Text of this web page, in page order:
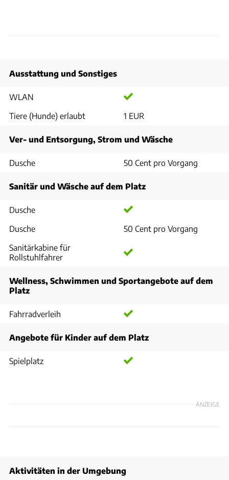
Ausstattung und Sonstiges
WLAN
Tiere (Hunde) erlaubt
1 EUR
Ver- und Entsorgung, Strom und Wäsche
Dusche 50 Cent pro Vorgang
Sanitär und Wäsche auf dem Platz
Dusche
Dusche
50 Cent pro Vorgang
Sanitärkabine für
Rollstuhlfahrer
Wellness, Schwimmen und Sportangebote auf dem
Platz
Fahrradverleih
Angebote für Kinder auf dem Platz
Spielplatz
ANZEIGE
Aktivitäten in der Umgebung